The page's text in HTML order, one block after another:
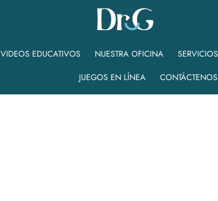
VIDEOS EDUCATIVOS NUESTRA OFICINA SERVICIOS
JUEGOS EN LÍNEA
CONTÁCTENOS